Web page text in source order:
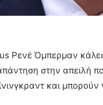
Ρενέ Όμπερμαν
στην απειλή
και